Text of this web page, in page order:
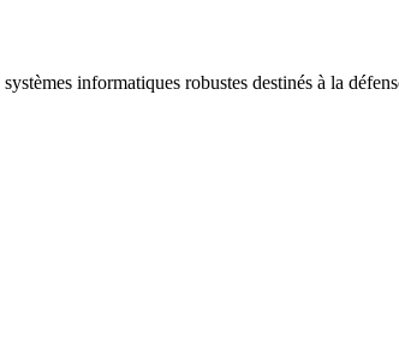
informatiques robustes destinés à la